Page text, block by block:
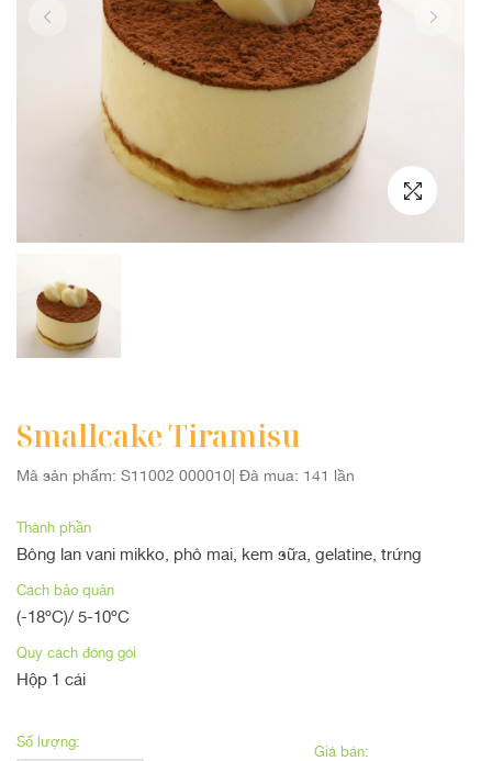
BÁNH MÌ QUE
SẢN PHẨM KHÁC
QUÀ TẶNG TRUNG THU
Smallcake Tiramisu
Mã sản phẩm: S11002 000010| Đã mua: 141 lần
Thành phần
Bông lan vani mikko, phô mai, kem sữa, gelatine, trứng
Cách bảo quản
(-18ºC)/ 5-10ºC
Quy cách đóng gói
Hộp 1 cái
Số lượng:
Giá bán: